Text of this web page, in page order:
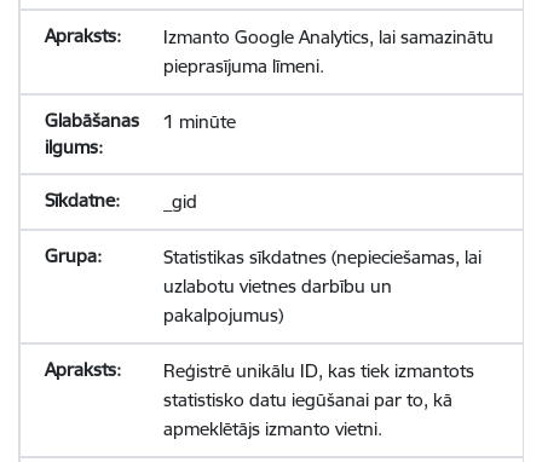
Izmanto Google Analytics, lai samazinātu
pieprasījuma līmeni.
1 minūte
_gid
Statistikas sīkdatnes (nepieciešamas, lai
uzlabotu vietnes darbību un
pakalpojumus)
Reģistrē unikālu ID, kas tiek izmantots
statistisko datu iegūšanai par to, kā
apmeklētājs izmanto vietni.